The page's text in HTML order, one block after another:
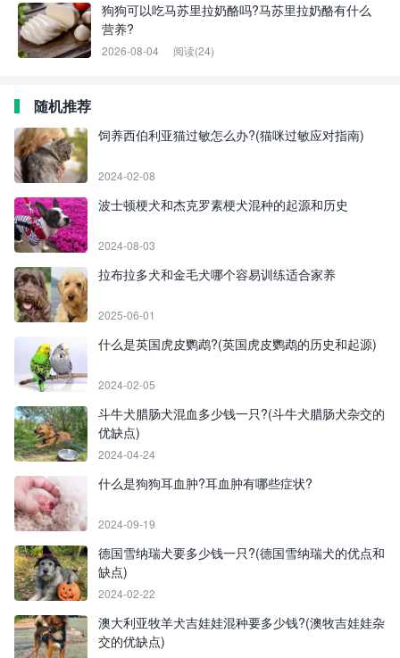
狗狗可以吃马苏里拉奶酪吗?马苏里拉奶酪有什么
营养?
2026-08-04 阅读(24)
随机推荐
饲养西伯利亚猫过敏怎么办?(猫咪过敏应对指南)
2024-02-08
波士顿梗犬和杰克罗素梗犬混种的起源和历史
2024-08-03
拉布拉多犬和金毛犬哪个容易训练适合家养
2025-06-01
什么是英国虎皮鹦鹉?(英国虎皮鹦鹉的历史和起源)
2024-02-05
斗牛犬腊肠犬混血多少钱一只?(斗牛犬腊肠犬杂交的
优缺点)
2024-04-24
什么是狗狗耳血肿?耳血肿有哪些症状?
2024-09-19
德国雪纳瑞犬要多少钱一只?(德国雪纳瑞犬的优点和
缺点)
2024-02-22
澳大利亚牧羊犬吉娃娃混种要多少钱?(澳牧吉娃娃杂
交的优缺点)